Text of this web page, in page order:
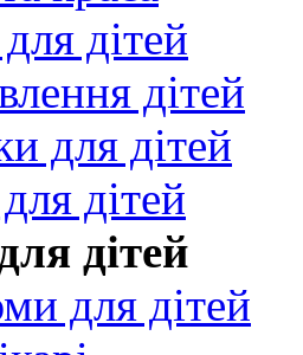
дітей
дітей
для дітей
дітей
дітей
для дітей